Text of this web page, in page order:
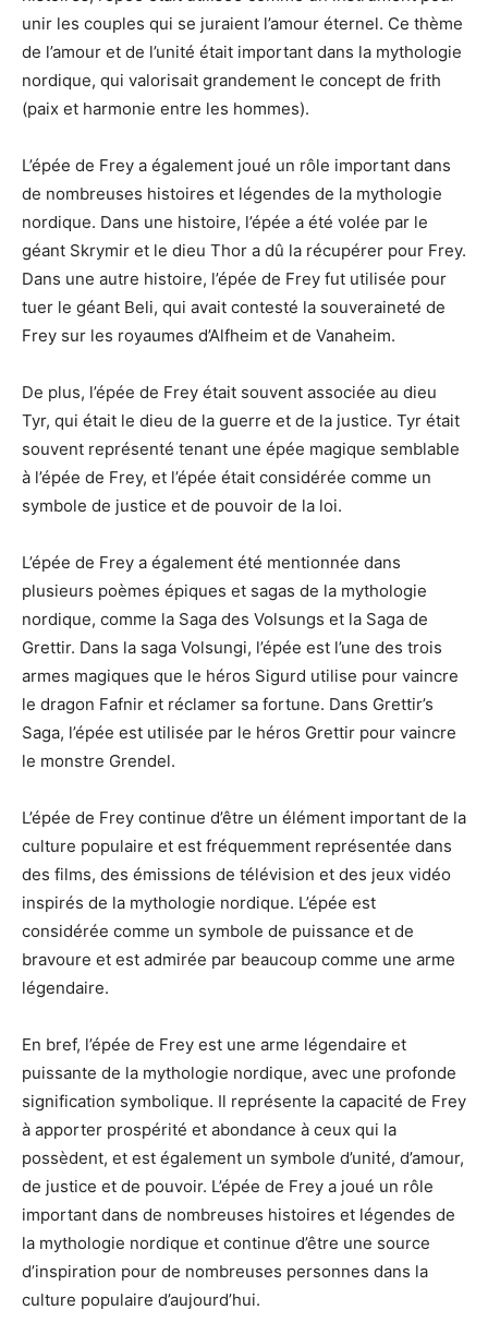
unir les couples qui se juraient l’amour éternel. Ce thème
de l’amour et de l’unité était important dans la mythologie
nordique, qui valorisait grandement le concept de frith
(paix et harmonie entre les hommes).
L’épée de Frey a également joué un rôle important dans
de nombreuses histoires et légendes de la mythologie
nordique. Dans une histoire, l’épée a été volée par le
géant Skrymir et le dieu Thor a dû la récupérer pour Frey.
Dans une autre histoire, l’épée de Frey fut utilisée pour
tuer le géant Beli, qui avait contesté la souveraineté de
Frey sur les royaumes d’Alfheim et de Vanaheim.
De plus, l’épée de Frey était souvent associée au dieu
Tyr, qui était le dieu de la guerre et de la justice. Tyr était
souvent représenté tenant une épée magique semblable
à l’épée de Frey, et l’épée était considérée comme un
symbole de justice et de pouvoir de la loi.
L’épée de Frey a également été mentionnée dans
plusieurs poèmes épiques et sagas de la mythologie
nordique, comme la Saga des Volsungs et la Saga de
Grettir. Dans la saga Volsungi, l’épée est l’une des trois
armes magiques que le héros Sigurd utilise pour vaincre
le dragon Fafnir et réclamer sa fortune. Dans Grettir’s
Saga, l’épée est utilisée par le héros Grettir pour vaincre
le monstre Grendel.
L’épée de Frey continue d’être un élément important de la
culture populaire et est fréquemment représentée dans
des films, des émissions de télévision et des jeux vidéo
inspirés de la mythologie nordique. L’épée est
considérée comme un symbole de puissance et de
bravoure et est admirée par beaucoup comme une arme
légendaire.
En bref, l’épée de Frey est une arme légendaire et
puissante de la mythologie nordique, avec une profonde
signification symbolique. Il représente la capacité de Frey
à apporter prospérité et abondance à ceux qui la
possèdent, et est également un symbole d’unité, d’amour,
de justice et de pouvoir. L’épée de Frey a joué un rôle
important dans de nombreuses histoires et légendes de
la mythologie nordique et continue d’être une source
d’inspiration pour de nombreuses personnes dans la
culture populaire d’aujourd’hui.